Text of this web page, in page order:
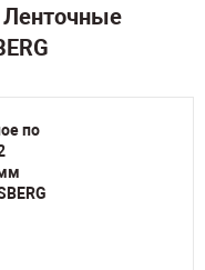
Ленточные
по